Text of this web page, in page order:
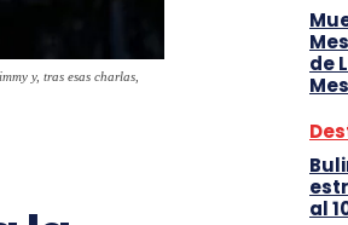
y, tras esas charlas,
de
al